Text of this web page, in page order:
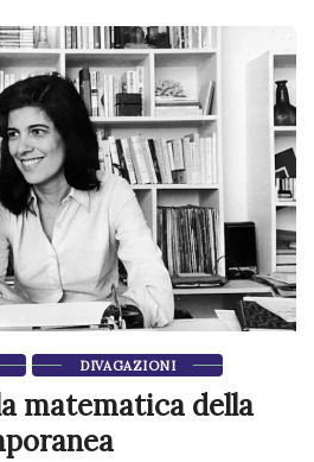
DIVAGAZIONI
matematica della